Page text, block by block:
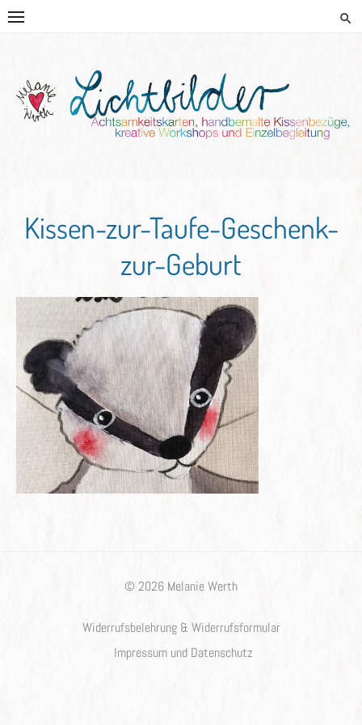
Skip
HANDGEMALTE KISSEN UND
KREATIVE BEGLEITUNG
Kissen-zur-Taufe-Geschenk-
zur-Geburt
© 2026 Melanie Werth
Widerrufsbelehrung & Widerrufsformular
Impressum und Datenschutz